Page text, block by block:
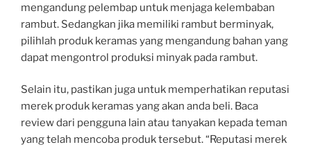
mengandung pelembap untuk menjaga kelembaban
rambut. Sedangkan jika memiliki rambut berminyak,
pilihlah produk keramas yang mengandung bahan yang
dapat mengontrol produksi minyak pada rambut.
Selain itu, pastikan juga untuk memperhatikan reputasi
merek produk keramas yang akan anda beli. Baca
review dari pengguna lain atau tanyakan kepada teman
yang telah mencoba produk tersebut. “Reputasi merek